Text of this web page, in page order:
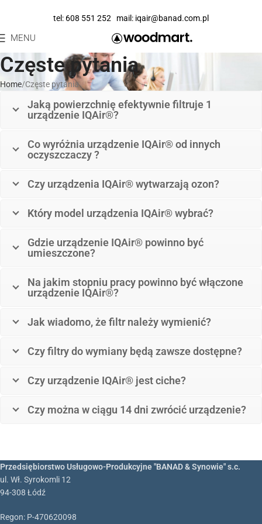
tel: 608 551 252 mail: iqair@banad.com.pl
MENU
Częste pytania
Home Częste pytania
Jaką powierzchnię efektywnie filtruje 1
urządzenie IQAir®?
Co wyróżnia urządzenie IQAir® od innych
oczyszczaczy ?
Czy urządzenia IQAir® wytwarzają ozon?
Który model urządzenia IQAir® wybrać?
Gdzie urządzenie IQAir® powinno być
umieszczone?
Na jakim stopniu pracy powinno być włączone
urządzenie IQAir®?
Jak wiadomo, że filtr należy wymienić?
Czy filtry do wymiany będą zawsze dostępne?
Czy urządzenie IQAir® jest ciche?
Czy można w ciągu 14 dni zwrócić urządzenie?
Przedsiębiorstwo Usługowo-Produkcyjne "BANAD & Synowie" s.c.
ul. Wł. Syrokomli 12
94-308 Łódź
Regon: P-470620098